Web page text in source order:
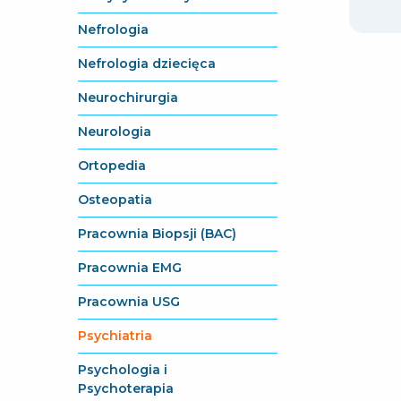
Nefrologia
Nefrologia dziecięca
Neurochirurgia
Neurologia
Ortopedia
Osteopatia
Pracownia Biopsji (BAC)
Pracownia EMG
Pracownia USG
Psychiatria
Psychologia i
Psychoterapia